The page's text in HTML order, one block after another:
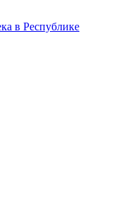
в Республике